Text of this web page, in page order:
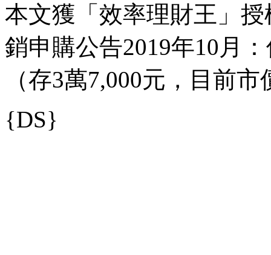
本文獲「效率理財王」
銷申購公告2019年10月
（存3萬7,000元，目前
{DS}